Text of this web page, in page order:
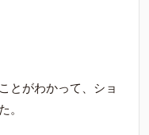
とがわかって、ショ
。